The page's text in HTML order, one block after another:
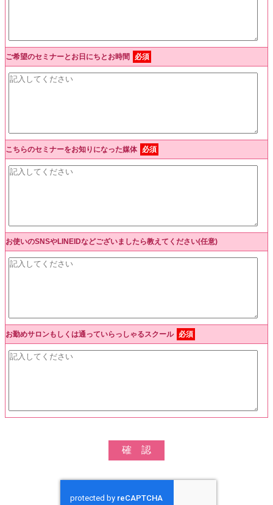
ご希望のセミナーとお日にちとお時間 必須
こちらのセミナーをお知りになった媒体 必須
お使いのSNSやLINEIDなどございましたら教えてください(任意)
お勤めサロンもしくは通っていらっしゃるスクール 必須